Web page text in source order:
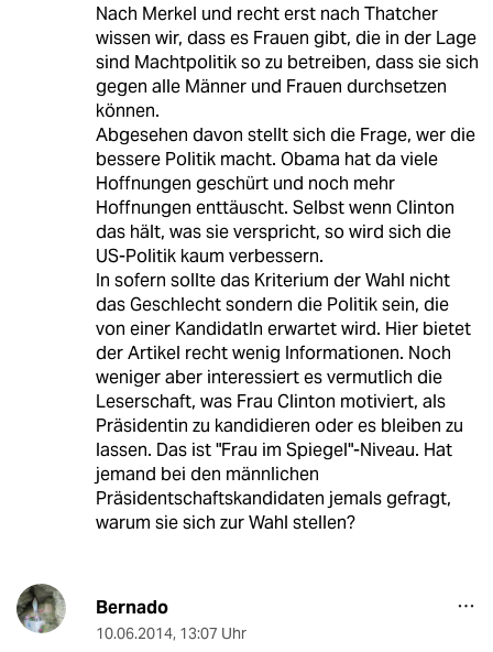
Nach Merkel und recht erst nach Thatcher
wissen wir, dass es Frauen gibt, die in der Lage
sind Machtpolitik so zu betreiben, dass sie sich
gegen alle Männer und Frauen durchsetzen
können.
Abgesehen davon stellt sich die Frage, wer die
bessere Politik macht. Obama hat da viele
Hoffnungen geschürt und noch mehr
Hoffnungen enttäuscht. Selbst wenn Clinton
das hält, was sie verspricht, so wird sich die
US-Politik kaum verbessern.
In sofern sollte das Kriterium der Wahl nicht
das Geschlecht sondern die Politik sein, die
von einer KandidatIn erwartet wird. Hier bietet
der Artikel recht wenig Informationen. Noch
weniger aber interessiert es vermutlich die
Leserschaft, was Frau Clinton motiviert, als
Präsidentin zu kandidieren oder es bleiben zu
lassen. Das ist "Frau im Spiegel"-Niveau. Hat
jemand bei den männlichen
Präsidentschaftskandidaten jemals gefragt,
warum sie sich zur Wahl stellen?
Bernado
10.06.2014, 13:07 Uhr